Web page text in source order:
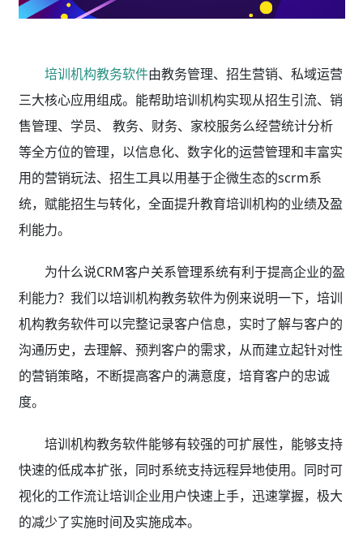
培训机构教务软件由教务管理、招生营销、私域运营
三大核心应用组成。能帮助培训机构实现从招生引流、销
售管理、学员、 教务、财务、家校服务么经营统计分析
等全方位的管理，以信息化、数字化的运营管理和丰富实
用的营销玩法、招生工具以用基于企微生态的scrm系
统，赋能招生与转化，全面提升教育培训机构的业绩及盈
利能力。
为什么说CRM客户关系管理系统有利于提高企业的盈
利能力？我们以培训机构教务软件为例来说明一下，培训
机构教务软件可以完整记录客户信息，实时了解与客户的
沟通历史，去理解、预判客户的需求，从而建立起针对性
的营销策略，不断提高客户的满意度，培育客户的忠诚
度。
培训机构教务软件能够有较强的可扩展性，能够支持
快速的低成本扩张，同时系统支持远程异地使用。同时可
视化的工作流让培训企业用户快速上手，迅速掌握，极大
的减少了实施时间及实施成本。